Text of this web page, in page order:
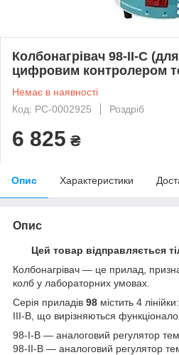
Колбонагрівач 98-ІІ-С
цифровим контролером
Немає в наявності
Код: РС-0002925
Роздріб
6 825 ₴
Опис Характеристики
Опис
Цей товар відправляється
Колбонагрівач — це прилад,
колб у лабораторних умовах.
Серія приладів 98 містить 4
ІІІ-В, що вирізняються
98-І-В — аналоговий регулятор
98-II-В — аналоговий регулятор